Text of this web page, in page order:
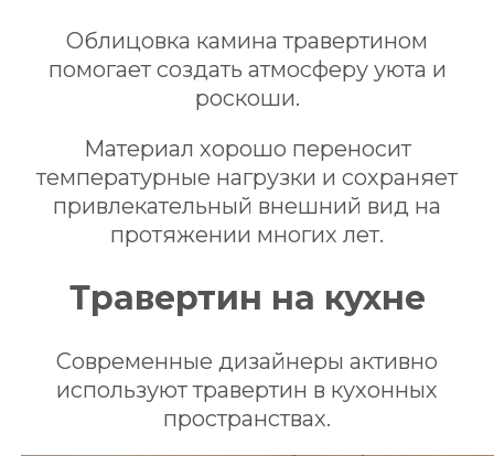
Облицовка камина травертином
помогает создать атмосферу уюта и
роскоши.
Материал хорошо переносит
температурные нагрузки и сохраняет
привлекательный внешний вид на
протяжении многих лет.
Травертин на кухне
Современные дизайнеры активно
используют травертин в кухонных
пространствах.